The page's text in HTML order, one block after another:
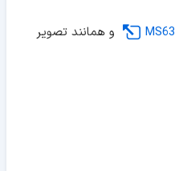
و همانند تصویر